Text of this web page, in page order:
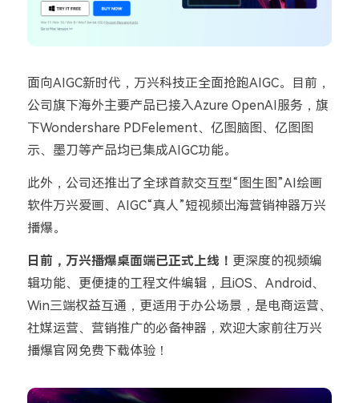
面向AIGC新时代，万兴科技正全面抢跑AIGC。目前，
公司旗下海外主要产品已接入Azure OpenAI服务，旗
下Wondershare PDFelement、亿图脑图、亿图图
示、墨刀等产品均已集成AIGC功能。
此外，公司还推出了全球首款交互型“图生图”AI绘画
软件万兴爱画、AIGC“真人”短视频出海营销神器万兴
播爆。
日前，万兴播爆桌面端已正式上线！ 更深度的视频编
辑功能、更便捷的工程文件编辑，且iOS、Android、
Win三端权益互通，更适用于办公场景，是电商运营、
社媒运营、营销推广的必备神器，欢迎大家前往万兴
播爆官网免费下载体验！